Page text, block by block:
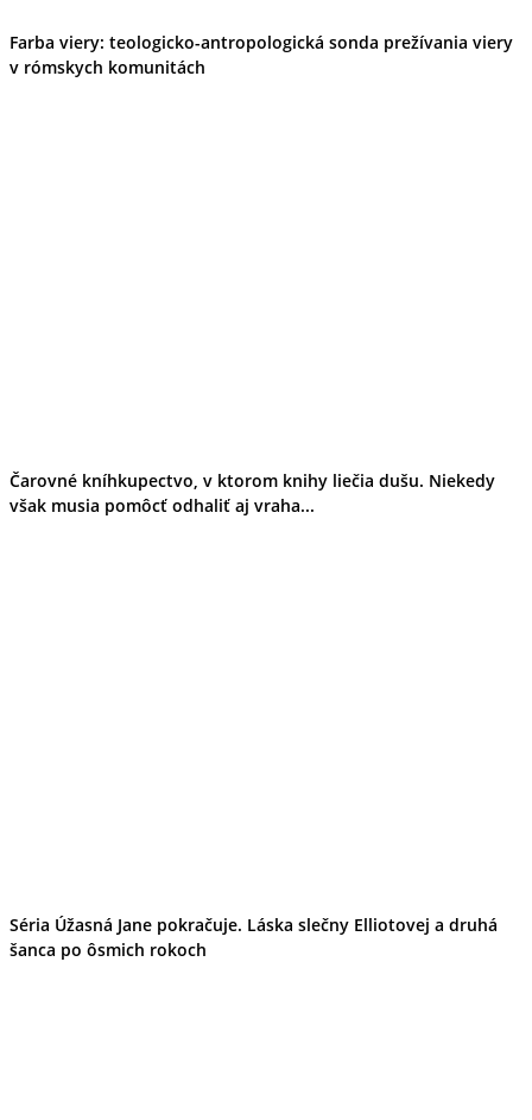
Farba viery: teologicko-antropologická sonda prežívania viery
v rómskych komunitách
Čarovné kníhkupectvo, v ktorom knihy liečia dušu. Niekedy
však musia pomôcť odhaliť aj vraha...
Séria Úžasná Jane pokračuje. Láska slečny Elliotovej a druhá
šanca po ôsmich rokoch